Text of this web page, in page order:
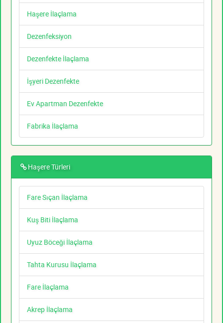
Haşere İlaçlama
Dezenfeksiyon
Dezenfekte İlaçlama
İşyeri Dezenfekte
Ev Apartman Dezenfekte
Fabrika İlaçlama
Haşere Türleri
Fare Sıçan İlaçlama
Kuş Biti İlaçlama
Uyuz Böceği İlaçlama
Tahta Kurusu İlaçlama
Fare İlaçlama
Akrep İlaçlama